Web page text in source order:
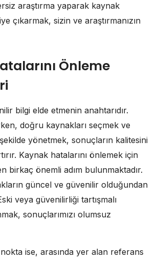
araştırma yaparak kaynak
çıkarmak, sizin ve araştırmanızın
Önleme
bilgi elde etmenin anahtarıdır.
doğru kaynakları seçmek ve
yönetmek, sonuçların kalitesini
Kaynak hatalarını önlemek için
birkaç önemli adım bulunmaktadır.
güncel ve güvenilir olduğundan
veya güvenilirliği tartışmalı
sonuçlarımızı olumsuz
ise, arasında yer alan referans